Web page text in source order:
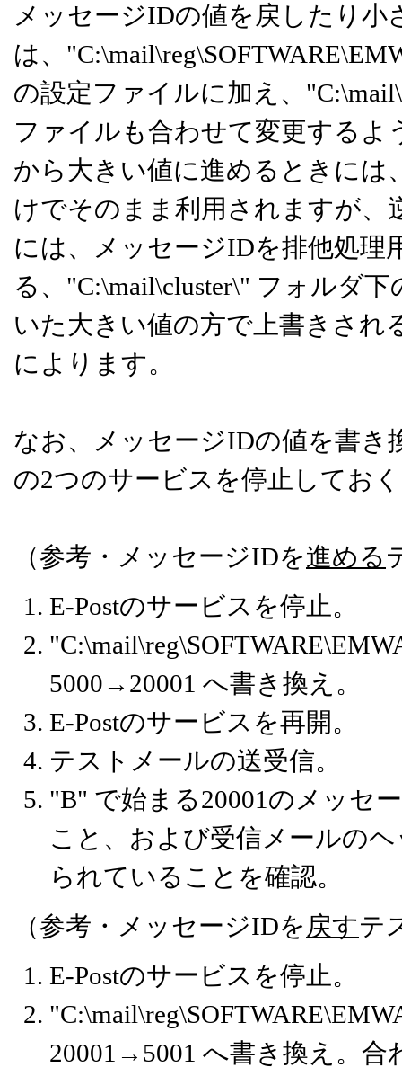
メッセージIDの値を戻したり小
は、
の設定ファイルに加え、
ファイルも合わせて変更する
から大きい値に進めるときには
けでそのまま利用されますが、
には、メッセージIDを排他処理
る、"C:\mail\cluster\" フォルダ
いた大きい値の方で上書きされ
によります。
なお、メッセージIDの値を書き
の2つのサービスを停止してお
（参考・メッセージIDを進める
E-Postのサービスを停止。
5000→20001 へ書き換え。
E-Postのサービスを再開。
テストメールの送受信。
"B" で始まる20001のメッセ
こと、および受信メールの
られていることを確認。
（参考・メッセージIDを 戻すテ
E-Postのサービスを停止。
20001→5001 へ書き換え。合